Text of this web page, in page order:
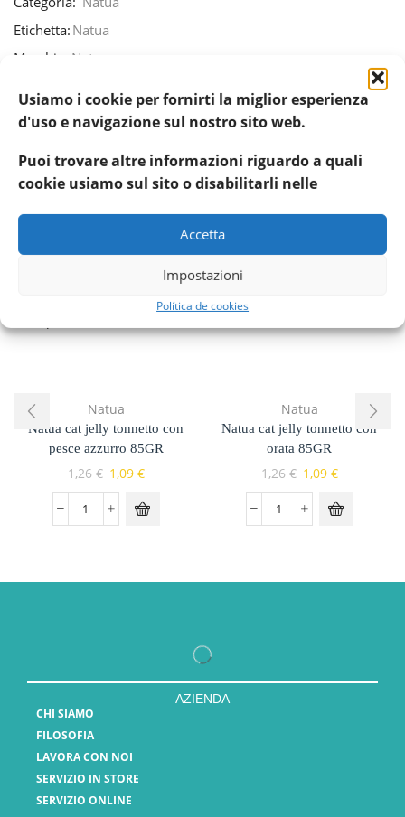
Usiamo i cookie per fornirti la miglior esperienza
d'uso e navigazione sul nostro sito web.
Puoi trovare altre informazioni riguardo a quali
cookie usiamo sul sito o disabilitarli nelle
Accetta
Impostazioni
Política de cookies
Etichetta: Natua
Marchio:
Natua
Natua
Natua cat jelly tonnetto con
pesce azzurro 85GR
1,26€ 1,09 €
Natua
Natua cat jelly tonnetto con
orata 85GR
1,26€ 1,09 €
AZIENDA
CHI SIAMO
FILOSOFIA
LAVORA CON NOI
SERVIZIO IN STORE
SERVIZIO ONLINE